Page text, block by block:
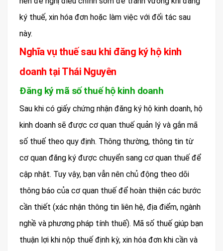
ký thuế, xin hóa đơn hoặc làm việc với đối tác sau
này.
Nghĩa vụ thuế sau khi đăng ký hộ kinh
doanh tại Thái Nguyên
Đăng ký mã số thuế hộ kinh doanh
Sau khi có giấy chứng nhận đăng ký hộ kinh doanh, hộ
kinh doanh sẽ được cơ quan thuế quản lý và gắn mã
số thuế theo quy định. Thông thường, thông tin từ
cơ quan đăng ký được chuyển sang cơ quan thuế để
cập nhật. Tuy vậy, bạn vẫn nên chủ động theo dõi
thông báo của cơ quan thuế để hoàn thiện các bước
cần thiết (xác nhận thông tin liên hệ, địa điểm, ngành
nghề và phương pháp tính thuế). Mã số thuế giúp bạn
thuận lợi khi nộp thuế định kỳ, xin hóa đơn khi cần và